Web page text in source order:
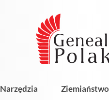
Narzędzia Ziemiaństwo